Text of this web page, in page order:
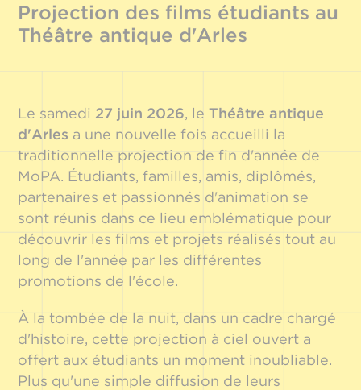
Projection des films étudiants au
Théâtre antique d'Arles
Le samedi 27 juin 2026, leThéâtre antique
d'Arles a une nouvelle fois accueilli la
traditionnelle projection de fin d'année de
MoPA. Étudiants, familles, amis, diplômés,
partenaires et passionnés d'animation se
sont réunis dans ce lieu emblématique pour
découvrir les films et projets réalisés tout au
long de l'année par les différentes
promotions de l'école.
À la tombée de la nuit, dans un cadre chargé
d'histoire, cette projection à ciel ouvert a
offert aux étudiants un moment inoubliable.
Plus qu'une simple diffusion de leurs